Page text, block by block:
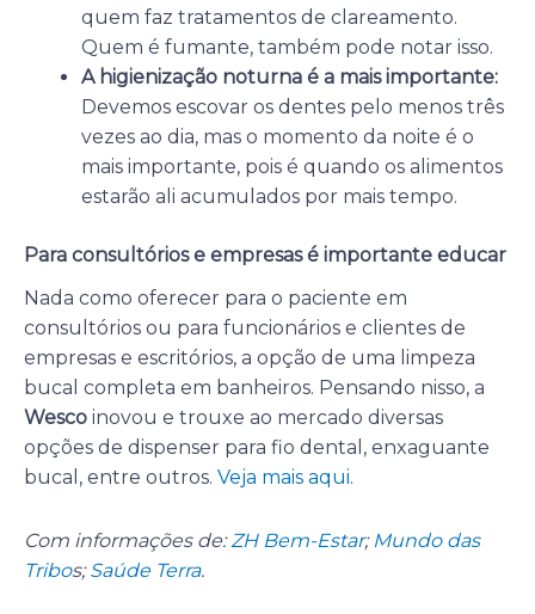
quem faz tratamentos de clareamento.
Quem é fumante, também pode notar isso.
A higienização noturna é a mais importante:
Devemos escovar os dentes pelo menos três
vezes ao dia, mas o momento da noite é o
mais importante, pois é quando os alimentos
estarão ali acumulados por mais tempo.
Para consultórios e empresas é importante educar
Nada como oferecer para o paciente em
consultórios ou para funcionários e clientes de
empresas e escritórios, a opção de uma limpeza
bucal completa em banheiros. Pensando nisso, a
Wesco inovou e trouxe ao mercado diversas
opções de dispenser para fio dental, enxaguante
bucal, entre outros. Veja mais aqui.
Com informações de:ZH Bem-Estar; Mundo das
Tribos;Saúde Terra.